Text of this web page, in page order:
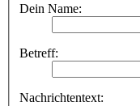
Dein Name:
Betreff:
Nachrichtentext: